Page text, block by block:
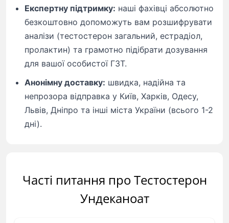
Експертну підтримку: наші фахівці абсолютно
безкоштовно допоможуть вам розшифрувати
аналізи (тестостерон загальний, естрадіол,
пролактин) та грамотно підібрати дозування
для вашої особистої ГЗТ.
Анонімну доставку: швидка, надійна та
непрозора відправка у Київ, Харків, Одесу,
Львів, Дніпро та інші міста України (всього 1-2
дні).
Часті питання про Тестостерон
Ундеканоат